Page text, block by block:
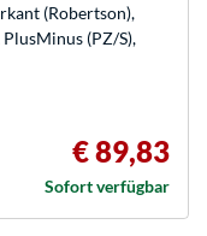
(Robertson),
(PZ/S),
€ 89,83
Sofort verfügbar